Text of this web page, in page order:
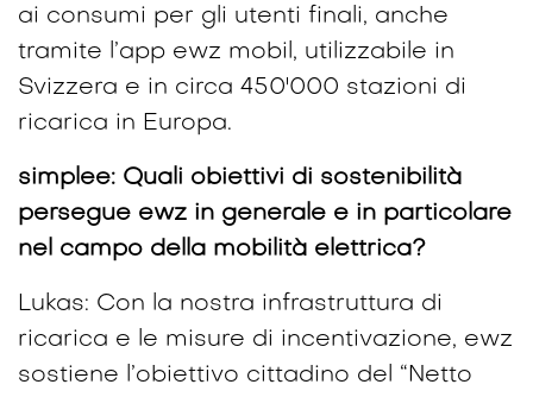
ai consumi per gli utenti finali, anche
tramite l’app ewz mobil, utilizzabile in
Svizzera e in circa 450'000 stazioni di
ricarica in Europa.
simplee: Quali obiettivi di sostenibilità
persegue ewz in generale e in particolare
nel campo della mobilità elettrica?
Lukas: Con la nostra infrastruttura di
ricarica e le misure di incentivazione, ewz
sostiene l’obiettivo cittadino del “Netto